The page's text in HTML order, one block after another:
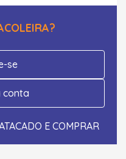
se
conta
E COMPRAR